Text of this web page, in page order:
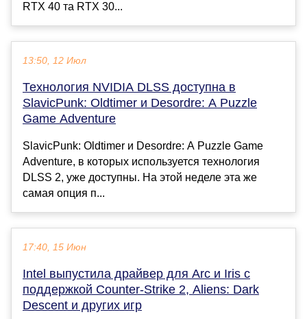
RTX 40 та RTX 30...
13:50, 12 Июл
Технология NVIDIA DLSS доступна в
SlavicPunk: Oldtimer и Desordre: A Puzzle
Game Adventure
SlavicPunk: Oldtimer и Desordre: A Puzzle Game
Adventure, в которых используется технология
DLSS 2, уже доступны. На этой неделе эта же
самая опция п...
17:40, 15 Июн
Intel выпустила драйвер для Arc и Iris с
поддержкой Counter-Strike 2, Aliens: Dark
Descent и других игр